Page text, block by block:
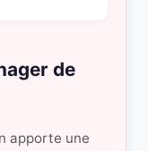
de
apporte une